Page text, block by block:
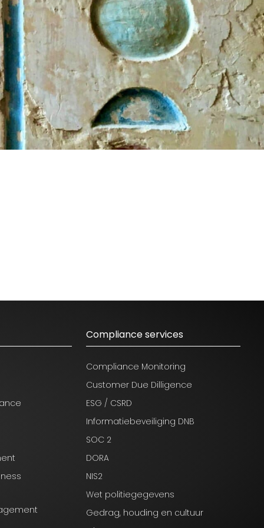
Compliance services
Compliance Monitoring
Customer Due Dilligence
ESG / CSRD
Informatiebeveiliging DNB
SOC 2
DORA
NIS2
Wet politiegegevens
Gedrag, houding en cultuur